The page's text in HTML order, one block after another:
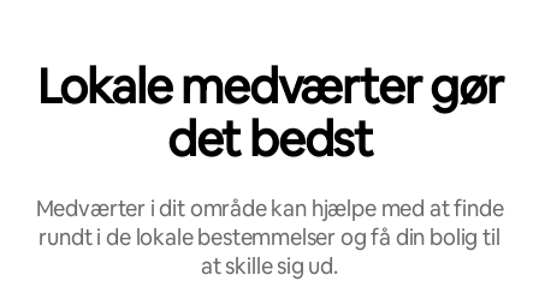
Lokale medværter gør
det bedst
Medværter i dit område kan hjælpe med at finde
rundt i de lokale bestemmelser og få din bolig til
at skille sig ud.